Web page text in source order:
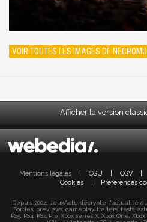
VOIR TOUTES LES IMAGES DE
Afficher la version
Mentions légales CGU CGV
Cookies
Préférences
Depuis 2004, JeuxActu décrypte l'actualité
Sorties, previews, gameplay, trailers, tests,
PS5, PS4, PS4 Pro, Xbox series X, Xbox One,